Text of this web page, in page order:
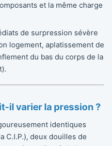
et la même charge
de surpression sévère
logement, aplatissement de
du bas du corps de la
il varier la pression ?
identiques
C.I.P.), deux douilles de